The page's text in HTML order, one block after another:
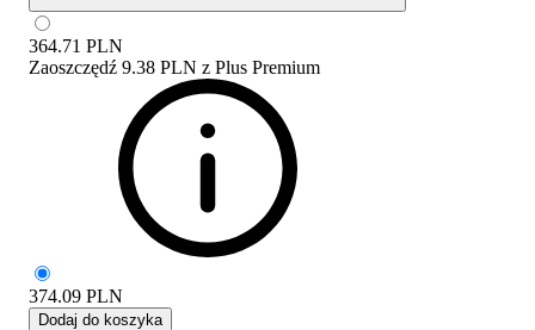
364.71 PLN
Zaoszczędź 9.38 PLN z Plus Premium
374.09 PLN
Dodaj do koszyka